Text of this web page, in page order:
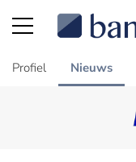
Profiel Nieuws